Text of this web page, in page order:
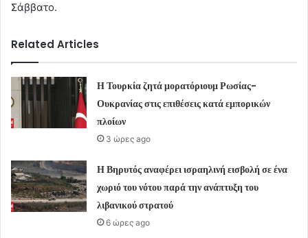
Σάββατο.
Related Articles
Η Τουρκία ζητά μορατόριουμ Ρωσίας-
Ουκρανίας στις επιθέσεις κατά εμπορικών
πλοίων
3 ώρες ago
Η Βηρυτός αναφέρει ισραηλινή εισβολή σε ένα
χωριό του νότου παρά την ανάπτυξη του
λιβανικού στρατού
6 ώρες ago